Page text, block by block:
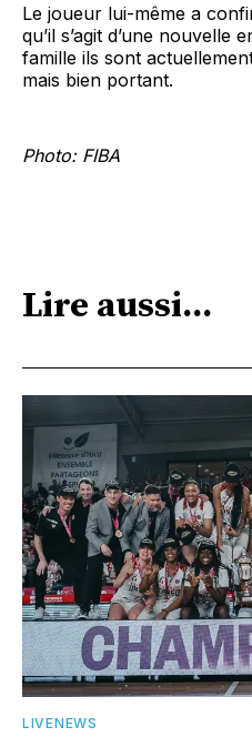
Le joueur lui-même a
qu’il s’agit d’une nouvelle
famille ils sont
mais bien portant.
Photo: FIBA
Lire aussi...
LIVENEWS